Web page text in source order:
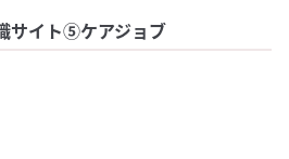
サイト⑤ケアジョブ